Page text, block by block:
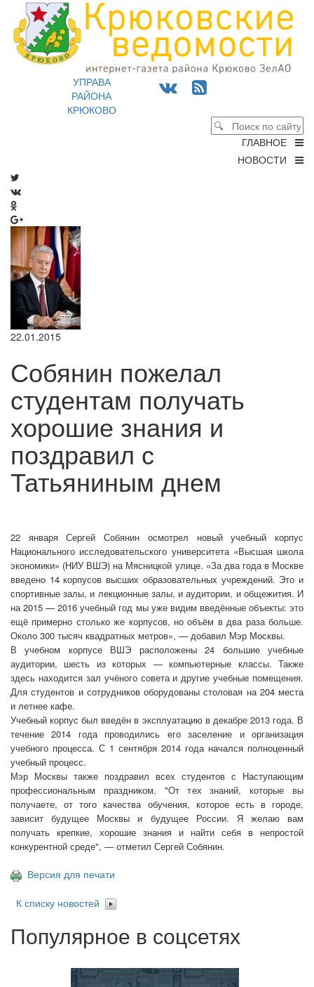
УПРАВА
РАЙОНА
КРЮКОВО
ГЛАВНОЕ
НОВОСТИ
22.01.2015
Собянин пожелал
студентам получать
хорошие знания и
поздравил с
Татьяниным днем
22 января Сергей Собянин осмотрел новый учебный корпус
Национального исследовательского университета «Высшая школа
экономики» (НИУ ВШЭ) на Мясницкой улице. «За два года в Москве
введено 14 корпусов высших образовательных учреждений. Это и
спортивные залы, и лекционные залы, и аудитории, и общежития. И
на 2015 — 2016 учебный год мы уже видим введённые объекты: это
ещё примерно столько же корпусов, но объём в два раза больше.
Около 300 тысяч квадратных метров», — добавил Мэр Москвы.
В учебном корпусе ВШЭ расположены 24 большие учебные
аудитории, шесть из которых — компьютерные классы. Также
здесь находится зал учёного совета и другие учебные помещения.
Для студентов и сотрудников оборудованы столовая на 204 места
и летнее кафе.
Учебный корпус был введён в эксплуатацию в декабре 2013 года. В
течение 2014 года проводились его заселение и организация
учебного процесса. С 1 сентября 2014 года начался полноценный
учебный процесс.
Мэр Москвы также поздравил всех студентов с Наступающим
профессиональным праздником. "От тех знаний, которые вы
получаете, от того качества обучения, которое есть в городе,
зависит будущее Москвы и будущее России. Я желаю вам
получать крепкие, хорошие знания и найти себя в непростой
конкурентной среде", — отметил Сергей Собянин.
Версия для печати
К списку новостей
Популярное в соцсетях